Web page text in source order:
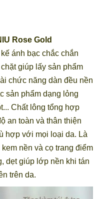
Rose Gold
ánh bạc chắc chắn
giúp lấy sản phẩm
chức năng dàn đều nền
sản phẩm dạng lỏng
Chất lông tổng hợp
an toàn và thân thiện
hợp với mọi loại da. Là
nền và cọ trang điểm
dẹt giúp lớp nền khi tán
trên da.